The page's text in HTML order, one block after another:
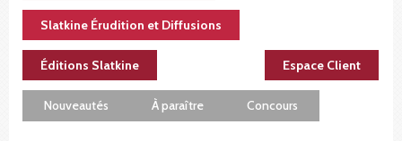
Slatkine Érudition et Diffusions
Éditions Slatkine Espace Client
Nouveautés À paraître Concours